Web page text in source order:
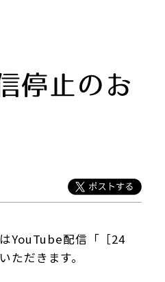
停止のお
YouTube配信「［24
だきます。